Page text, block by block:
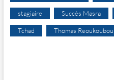
stagiaire Succès Masra
Tchad Thomas Reoukoubou